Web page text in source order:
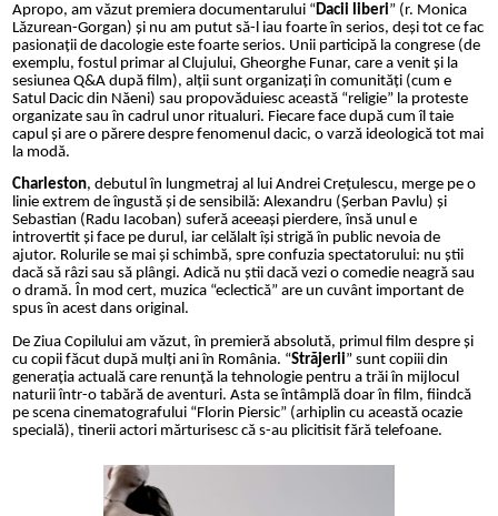
Apropo, am văzut premiera documentarului “ Dacii liberi” (r. Monica
Lăzurean-Gorgan) și nu am putut să-l iau foarte în serios, deși tot ce fac
pasionații de dacologie este foarte serios. Unii participă la congrese (de
exemplu, fostul primar al Clujului, Gheorghe Funar, care a venit și la
sesiunea Q&A după film), alții sunt organizați în comunități (cum e
Satul Dacic din Năeni) sau propovăduiesc această “religie” la proteste
organizate sau în cadrul unor ritualuri. Fiecare face după cum îl taie
capul și are o părere despre fenomenul dacic, o varză ideologică tot mai
la modă.
Charleston, debutul în lungmetraj al lui Andrei Crețulescu, merge pe o
linie extrem de îngustă și de sensibilă: Alexandru (Șerban Pavlu) și
Sebastian (Radu Iacoban) suferă aceeași pierdere, însă unul e
introvertit și face pe durul, iar celălalt își strigă în public nevoia de
ajutor. Rolurile se mai și schimbă, spre confuzia spectatorului: nu știi
dacă să râzi sau să plângi. Adică nu știi dacă vezi o comedie neagră sau
o dramă. În mod cert, muzica “eclectică” are un cuvânt important de
spus în acest dans original.
De Ziua Copilului am văzut, în premieră absolută, primul film despre și
cu copii făcut după mulți ani în România. “Străjerii” sunt copiii din
generația actuală care renunță la tehnologie pentru a trăi în mijlocul
naturii într-o tabără de aventuri. Asta se întâmplă doar în film, fiindcă
pe scena cinematografului “Florin Piersic” (arhiplin cu această ocazie
specială), tinerii actori mărturisesc că s-au plicitisit fără telefoane.